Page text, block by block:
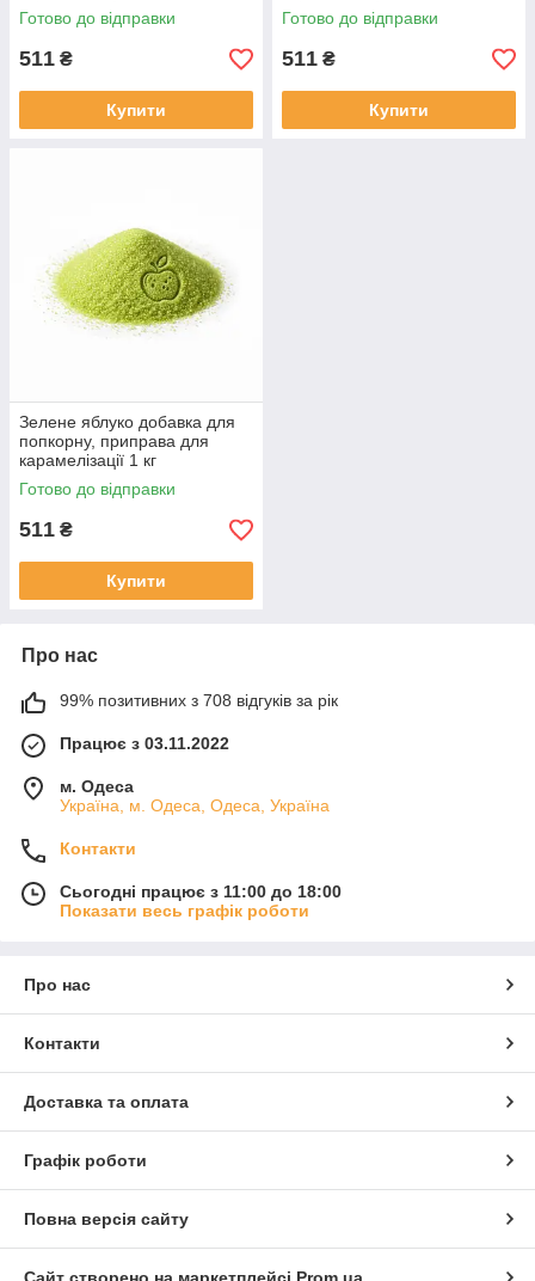
Готово до відправки
511 ₴
Купити
Готово до відправки
511 ₴
Купити
Зелене яблуко добавка для
попкорну, приправа для
карамелізації 1 кг
Готово до відправки
511 ₴
Купити
Про нас
99% позитивних з 708 відгуків за рік
Працює з 03.11.2022
м. Одеса
Україна, м. Одеса, Одеса, Україна
Контакти
Сьогодні працює з 11:00 до 18:00
Показати весь графік роботи
Про нас
Контакти
Доставка та оплата
Графік роботи
Повна версія сайту